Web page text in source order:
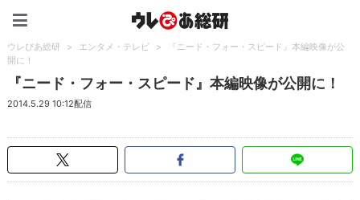
ウレぴあ総研 > エンタメ・テレビ >
『ニード・フォー・スピード』本編映像が公
開に！
『ニード・フォー・スピード』本編映像が公開に！
2014.5.29 10:12配信